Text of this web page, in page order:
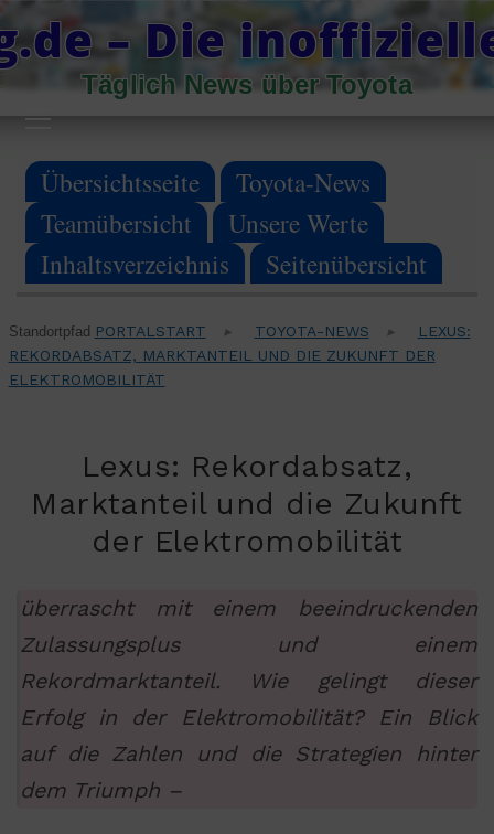
Skip
to
content
– Die
Täglich News über Toyota
Primary
Übersichtsseite
Toyota-News
Teamübersicht
Unsere Werte
Inhaltsverzeichnis
Seitenübersicht
Standortpfad PORTALSTART ▸ TOYOTA-NEWS ▸
LEXUS:
REKORDABSATZ, MARKTANTEIL UND DIE ZUKUNFT DER
ELEKTROMOBILITÄT
Lexus: Rekordabsatz,
Marktanteil und die Zukunft
der Elektromobilität
überrascht mit einem beeindruckenden
Zulassungsplus und einem
Rekordmarktanteil. Wie gelingt dieser
Erfolg in der Elektromobilität? Ein Blick
auf die Zahlen und die Strategien hinter
dem Triumph –